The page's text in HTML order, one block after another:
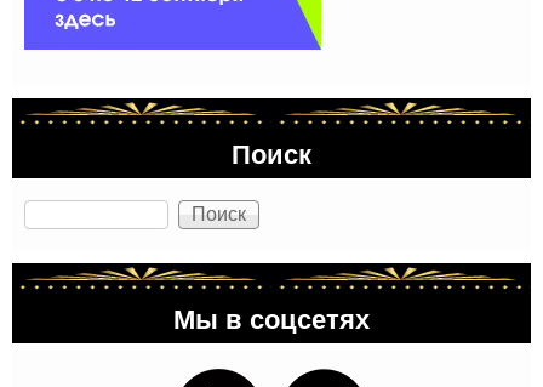
Поиск
Поиск
Мы в соцсетях